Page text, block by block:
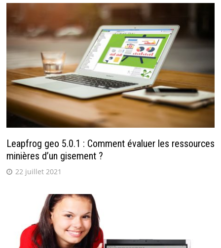
Leapfrog geo 5.0.1 : Comment évaluer les ressources
minières d’un gisement ?
22 juillet 2021